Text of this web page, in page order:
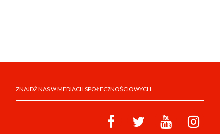
ZNAJDŹ NAS W MEDIACH SPOŁECZNOŚCIOWYCH